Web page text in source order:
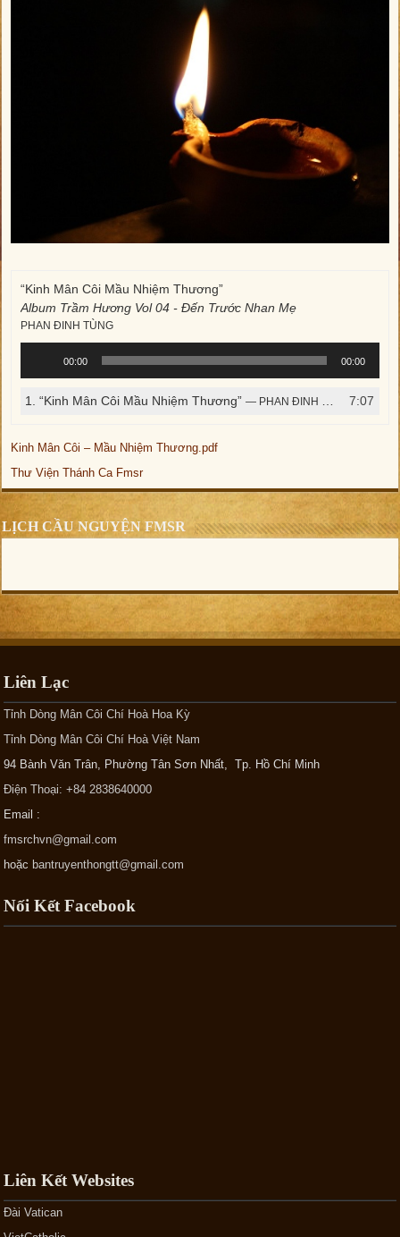
“Kinh Mân Côi Mầu Nhiệm Thương”
Album Trầm Hương Vol 04 - Đến Trước Nhan Mẹ
PHAN ĐINH TÙNG
thanh
00:00 00:00
1.“Kinh Mân Côi Mầu Nhiệm Thương”— PHAN ĐINH TÙNG 7:07
Kinh Mân Côi – Mầu Nhiệm Thương.pdf
Thư Viện Thánh Ca Fmsr
LỊCH CẦU NGUYỆN FMSR
Liên Lạc
Tỉnh Dòng Mân Côi Chí Hoà Hoa Kỳ
Tỉnh Dòng Mân Côi Chí Hoà Việt Nam
94 Bành Văn Trân, Phường Tân Sơn Nhất, Tp. Hồ Chí Minh
Điện Thoại: +84 2838640000
Email :
fmsrchvn@gmail.com
hoặcbantruyenthongtt@gmail.com
Nối Kết Facebook
Liên Kết Websites
Đài Vatican